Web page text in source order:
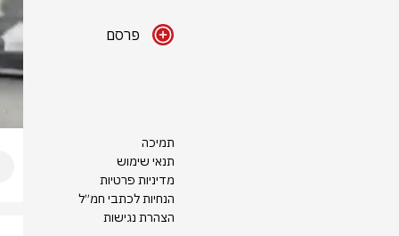
פרסם
תמיכה
תנאי שימוש
מדיניות פרטיות
הנחיות לכתבי חמ״ל
הצהרת נגישות